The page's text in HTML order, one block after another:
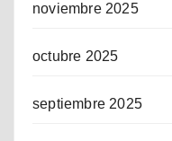
noviembre 2025
octubre 2025
septiembre 2025